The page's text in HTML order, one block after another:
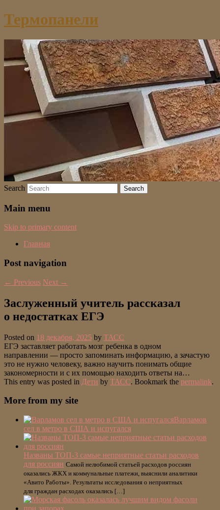
Термопанели
Search
Main menu
Skip to primary content
Главная
Post navigation
← Previous Next →
Заслуженный учитель рассказал
о недостатках ЕГЭ
Posted on 18 декабря, 2025 by ТАСС
ЕГЭ заставляет работать мозг ребенка в одном
направлении — просто запоминать информацию, а зачастую
это не нужно человеку, важно научить понимать общие
закономерности и с их помощью находить ответы на…
This entry was posted in Дети by ТАСС. Bookmark the permalink.
More from my site
Варламов
сел в метро в США и испугался
Названы ТОП-3 самые неприятные статьи расходов
для россиян Самой нелюбимой статьей расходов россиян
оказались ЖКХ и коммунальные платежи, выяснили аналитики
«Авито Работы». Результаты исследования о неприятных
для граждан расходах оказались […]